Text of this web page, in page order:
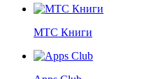
МТС Книги